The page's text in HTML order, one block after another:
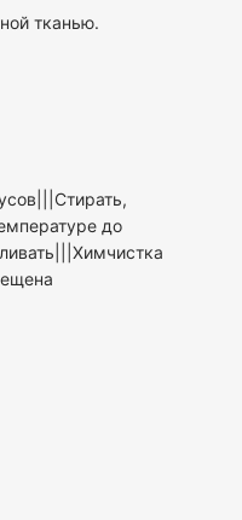
тканью.
до